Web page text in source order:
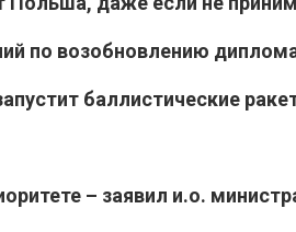
по возобновлению
баллистические
– заявил и.о.